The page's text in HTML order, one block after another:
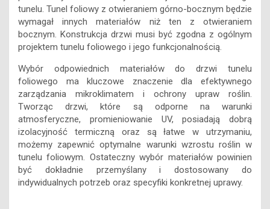
tunelu. Tunel foliowy z otwieraniem górno-bocznym będzie
wymagał innych materiałów niż ten z otwieraniem
bocznym. Konstrukcja drzwi musi być zgodna z ogólnym
projektem tunelu foliowego i jego funkcjonalnością.
Wybór odpowiednich materiałów do drzwi tunelu
foliowego ma kluczowe znaczenie dla efektywnego
zarządzania mikroklimatem i ochrony upraw roślin.
Tworząc drzwi, które są odporne na warunki
atmosferyczne, promieniowanie UV, posiadają dobrą
izolacyjność termiczną oraz są łatwe w utrzymaniu,
możemy zapewnić optymalne warunki wzrostu roślin w
tunelu foliowym. Ostateczny wybór materiałów powinien
być dokładnie przemyślany i dostosowany do
indywidualnych potrzeb oraz specyfiki konkretnej uprawy.